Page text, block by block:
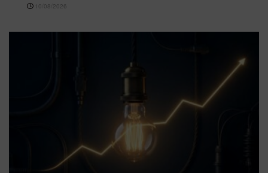
10/08/2026